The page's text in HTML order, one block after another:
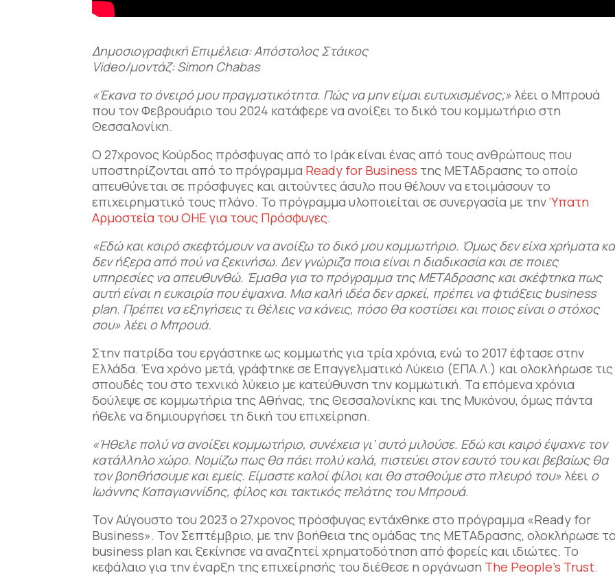
Δημοσιογραφική Επιμέλεια: Απόστολος Στάικος
Video/μοντάζ: Simon Chabas
«Έκανα το όνειρό μου πραγματικότητα. Πώς να μην είμαι ευτυχισμένος;» λέει ο Μπρουά
που τον Φεβρουάριο του 2024 κατάφερε να ανοίξει το δικό του κομμωτήριο στη
Θεσσαλονίκη.
Ο 27χρoνος Κούρδος πρόσφυγας από το Ιράκ είναι ένας από τους ανθρώπους που
υποστηρίζονται από το πρόγραμμα Ready for Business της ΜΕΤΑδρασης το οποίο
απευθύνεται σε πρόσφυγες και αιτούντες άσυλο που θέλουν να ετοιμάσουν το
επιχειρηματικό τους πλάνο. Το πρόγραμμα υλοποιείται σε συνεργασία με τηνΎπατη
Αρμοστεία του ΟΗΕ για τους Πρόσφυγες.
«Εδώ και καιρό σκεφτόμουν να ανοίξω το δικό μου κομμωτήριο. Όμως δεν είχα χρήματα
δεν ήξερα από πού να ξεκινήσω. Δεν γνώριζα ποια είναι η διαδικασία και σε ποιες
υπηρεσίες να απευθυνθώ. Έμαθα για το πρόγραμμα της ΜΕΤΑδρασης και σκέφτηκα πως
αυτή είναι η ευκαιρία που έψαχνα. Μια καλή ιδέα δεν αρκεί, πρέπει να φτιάξειςbusiness
plan. Πρέπει να εξηγήσεις τι θέλεις να κάνεις, πόσο θα κοστίσει και ποιος είναι ο στόχος
σου» λέει ο Μπρουά.
Στην πατρίδα του εργάστηκε ως κομμωτής για τρία χρόνια, ενώ το 2017 έφτασε στην
Ελλάδα. Ένα χρόνο μετά, γράφτηκε σε Επαγγελματικό Λύκειο (ΕΠΑ.Λ.) και ολοκλήρωσε τις
σπουδές του στο τεχνικό λύκειο με κατεύθυνση την κομμωτική. Τα επόμενα χρόνια
δούλεψε σε κομμωτήρια της Αθήνας, της Θεσσαλονίκης και της Μυκόνου, όμως πάντα
ήθελε να δημιουργήσει τη δική του επιχείρηση.
«Ήθελε πολύ να ανοίξει κομμωτήριο, συνέχεια γι’ αυτό μιλούσε. Εδώ και καιρό έψαχνε τον
κατάλληλο χώρο. Νομίζω πως θα πάει πολύ καλά, πιστεύει στον εαυτό του και βεβαίως θα
τον βοηθήσουμε και εμείς. Είμαστε καλοί φίλοι και θα σταθούμε στο πλευρό του» λέει ο
Ιωάννης Καπαγιαννίδης, φίλος και τακτικός πελάτης του Μπρουά.
Τον Αύγουστο του 2023 ο 27χρονος πρόσφυγας εντάχθηκε στο πρόγραμμα «Ready for
Business». Τον Σεπτέμβριο, με την βοήθεια της ομάδας της ΜΕΤΑδρασης, ολοκλήρωσε
business plan και ξεκίνησε να αναζητεί χρηματοδότηση από φορείς και ιδιώτες. Το
κεφάλαιο για την έναρξη της επιχείρησής του διέθεσε η οργάνωση The People’s Trust.